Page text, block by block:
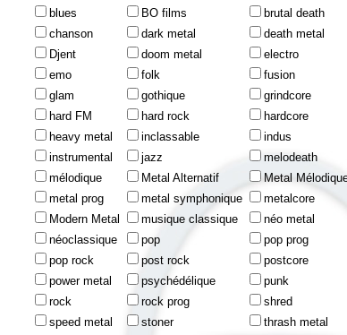
blues
BO films
brutal death
chanson
dark metal
death metal
Djent
doom metal
electro
emo
folk
fusion
glam
gothique
grindcore
hard FM
hard rock
hardcore
heavy metal
inclassable
indus
instrumental
jazz
melodeath
mélodique
Metal Alternatif
Metal
metal prog
metal symphonique
metalcore
Modern Metal
musique classique
néo metal
néoclassique
pop
pop prog
pop rock
post rock
postcore
power metal
psychédélique
punk
rock
rock prog
shred
speed metal
stoner
thrash metal